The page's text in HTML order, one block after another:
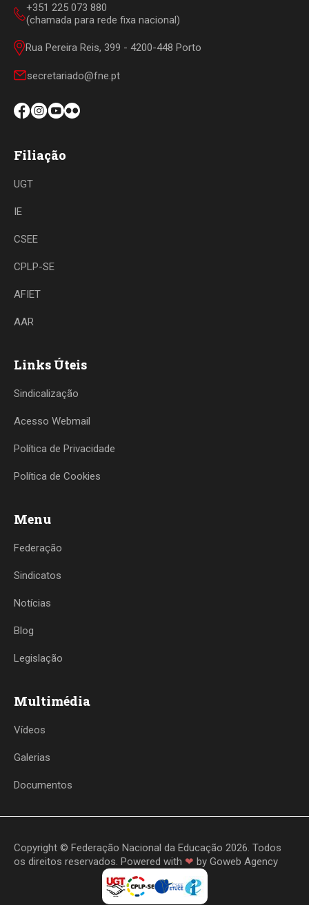
+351 225 073 880
(chamada para rede fixa nacional)
Rua Pereira Reis, 399 - 4200-448 Porto
secretariado@fne.pt
Filiação
UGT
IE
CSEE
CPLP-SE
AFIET
AAR
Links Úteis
Sindicalização
Acesso Webmail
Política de Privacidade
Política de Cookies
Menu
Federação
Sindicatos
Notícias
Blog
Legislação
Multimédia
Vídeos
Galerias
Documentos
Copyright © Federação Nacional da Educação 2026. Todos
os direitos reservados. Powered with ❤ by Goweb Agency